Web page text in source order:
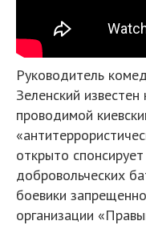
Руководитель
Зеленский
проводимой
открыто
добровольческих
боевики
организации